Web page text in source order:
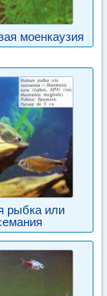
моенкаузия
рыбка или